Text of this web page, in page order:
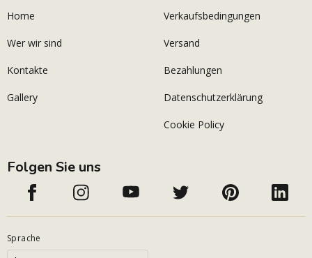
Home
Wer wir sind
Kontakte
Gallery
Verkaufsbedingungen
Versand
Bezahlungen
Datenschutzerklärung
Cookie Policy
Folgen Sie uns
Sprache